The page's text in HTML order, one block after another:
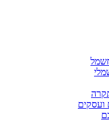
ועסקים